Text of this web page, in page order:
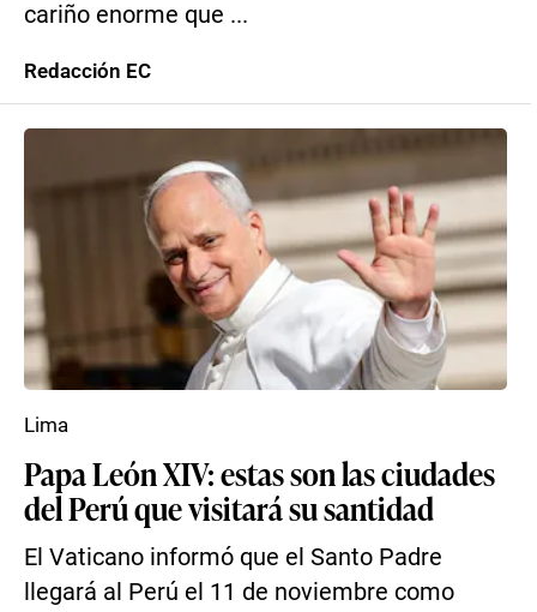
cariño enorme que ...
Redacción EC
Papa León XIV: estas son las ciudades
del Perú que visitará su santidad
El Vaticano informó que el Santo Padre
llegará al Perú el 11 de noviembre como
Lima